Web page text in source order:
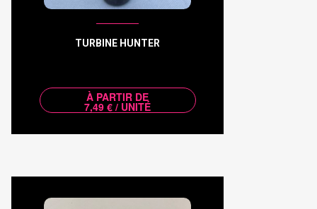
TURBINE HUNTER
À PARTIR DE
7,49 € / UNITÉ